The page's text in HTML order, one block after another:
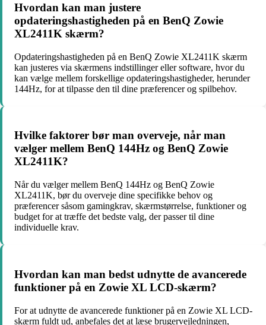
Hvordan kan man justere
opdateringshastigheden på en BenQ Zowie
XL2411K skærm?
Opdateringshastigheden på en BenQ Zowie XL2411K skærm
kan justeres via skærmens indstillinger eller software, hvor du
kan vælge mellem forskellige opdateringshastigheder, herunder
144Hz, for at tilpasse den til dine præferencer og spilbehov.
Hvilke faktorer bør man overveje, når man
vælger mellem BenQ 144Hz og BenQ Zowie
XL2411K?
Når du vælger mellem BenQ 144Hz og BenQ Zowie
XL2411K, bør du overveje dine specifikke behov og
præferencer såsom gamingkrav, skærmstørrelse, funktioner og
budget for at træffe det bedste valg, der passer til dine
individuelle krav.
Hvordan kan man bedst udnytte de avancerede
funktioner på en Zowie XL LCD-skærm?
For at udnytte de avancerede funktioner på en Zowie XL LCD-
skærm fuldt ud, anbefales det at læse brugervejledningen,